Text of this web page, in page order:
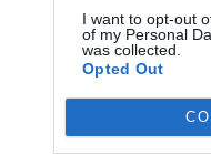
I want to opt-out
of my Personal
was collected.
Opted Out